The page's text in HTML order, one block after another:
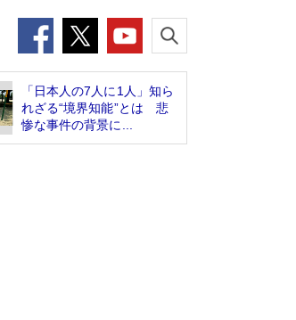
「日本人の7人に1人」知ら
れざる“境界知能”とは 悲
惨な事件の背景に...